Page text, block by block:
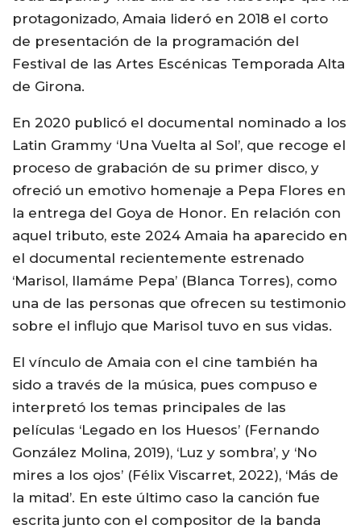
protagonizado, Amaia lideró en 2018 el corto
de presentación de la programación del
Festival de las Artes Escénicas Temporada Alta
de Girona.
En 2020 publicó el documental nominado a los
Latin Grammy ‘Una Vuelta al Sol’, que recoge el
proceso de grabación de su primer disco, y
ofreció un emotivo homenaje a Pepa Flores en
la entrega del Goya de Honor. En relación con
aquel tributo, este 2024 Amaia ha aparecido en
el documental recientemente estrenado
‘Marisol, llamáme Pepa’ (Blanca Torres), como
una de las personas que ofrecen su testimonio
sobre el influjo que Marisol tuvo en sus vidas.
El vínculo de Amaia con el cine también ha
sido a través de la música, pues compuso e
interpretó los temas principales de las
películas ‘Legado en los Huesos’ (Fernando
González Molina, 2019), ‘Luz y sombra’, y ‘No
mires a los ojos’ (Félix Viscarret, 2022), ‘Más de
la mitad’. En este último caso la canción fue
escrita junto con el compositor de la banda